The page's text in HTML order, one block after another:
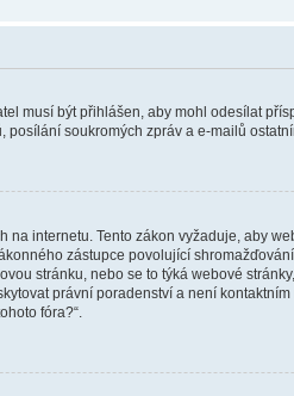
musí být přihlášen, aby mohl odesílat
soukromých zpráv a e-mailů
internetu. Tento zákon vyžaduje, aby
zástupce povolující
stránku, nebo se to týká webové
právní poradenství a není
fóra?“.